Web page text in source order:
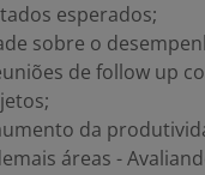
esperados;
sobre o
de follow up
da
áreas -